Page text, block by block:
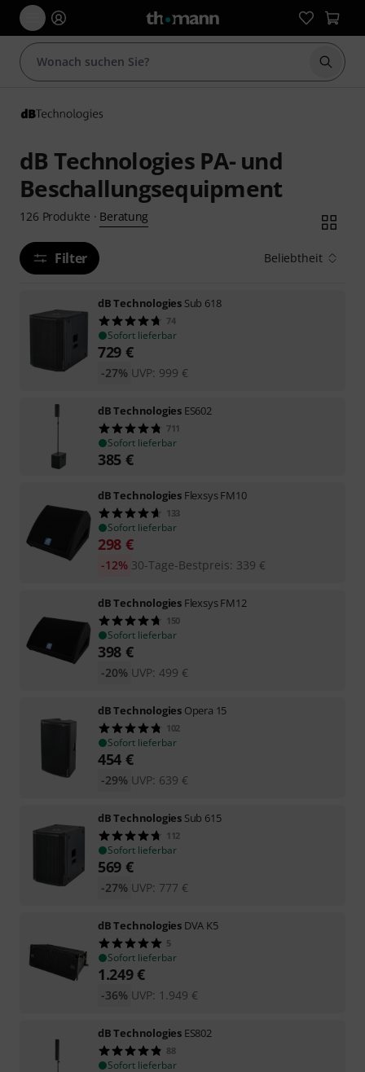
Suche
dB Technologies PA- und
Beschallungsequipment
126 Produkte · Beratung
Filter Beliebtheit
dB Technologies Sub 618
74
Sofort lieferbar
729 €
UVP: 999 €
-27%
dB Technologies ES602
711
Sofort lieferbar
385 €
dB Technologies Flexsys FM10
133
Sofort lieferbar
298 €
30-Tage-Bestpreis: 339 €
-12%
dB Technologies Flexsys FM12
150
Sofort lieferbar
398 €
UVP: 499 €
-20%
dB Technologies Opera 15
102
Sofort lieferbar
454 €
UVP: 639 €
-29%
dB Technologies Sub 615
112
Sofort lieferbar
569 €
UVP: 777 €
-27%
dB Technologies DVA K5
5
Sofort lieferbar
1.249€
UVP: 1.949 €
-36%
dB Technologies ES802
88
Sofort lieferbar